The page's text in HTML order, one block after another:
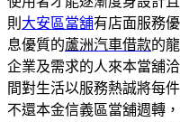
則 大安區當舖有店面服務
息優質的蘆洲汽車借款的
企業及需求的人來本當舖
間對生活以服務熱誠將每
不還本金信義區當舖週轉